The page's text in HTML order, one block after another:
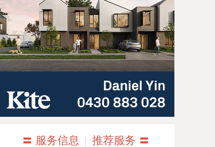
〓 服务信息 | 推荐服务 〓